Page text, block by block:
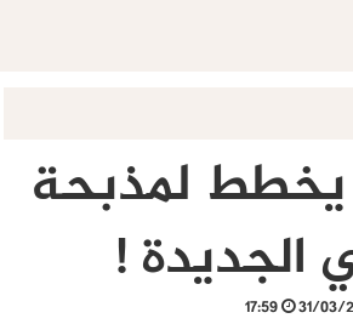
يخطط لمذبحة
!